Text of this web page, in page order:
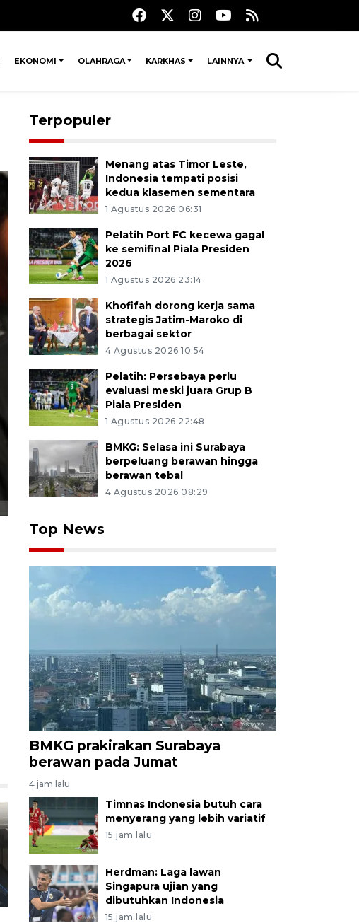
EKONOMI OLAHRAGA KARKHAS LAINNYA
Dua aktivis lingkungan dari Ecological Observation and
membentangkan poster saat aksi kampanye penyelamatan
Brantas Pulih, Rengkik Kembali di Surabaya, Jawa Timur,
rangka Hari Lingkungan Hidup Sedunia 2026 tersebut
menjaga sungai dengan tidak membuang sampah maupun
menjaga kelestarian biotanya dan kesehatan makhluk
Terpopuler
Menang atas Timor Leste,
Indonesia tempati posisi
kedua klasemen sementara
1 Agustus 2026 06:31
Pelatih Port FC kecewa gagal
ke semifinal Piala Presiden
2026
1 Agustus 2026 23:14
Khofifah dorong kerja sama
strategis Jatim-Maroko di
berbagai sektor
4 Agustus 2026 10:54
Pelatih: Persebaya perlu
evaluasi meski juara Grup B
Piala Presiden
1 Agustus 2026 22:48
BMKG: Selasa ini Surabaya
berpeluang berawan hingga
berawan tebal
4 Agustus 2026 08:29
Top News
BMKG prakirakan Surabaya
berawan pada Jumat
4 jam lalu
Timnas Indonesia butuh cara
menyerang yang lebih variatif
15 jam lalu
Herdman: Laga lawan
Singapura ujian yang
dibutuhkan Indonesia
15 jam lalu